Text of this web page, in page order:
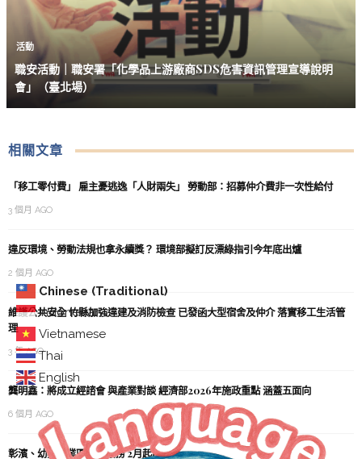
Chinese (Traditional)
Indonesian
Vietnamese
Thai
English
活動
職安活動｜職安署「化學品上游廠商SDS危害資訊管理宣導說明
會」（臺北場）
相關文章
「移工零付費」 雇主憂逃逸「人財兩失」 勞動部：招募仲介費非一次性給付
3 個月 AGO
違反環境、勞動法規也拿永續獎？ 環境部擬訂反漂綠指引今年底出爐
2 個月 AGO
維護公共安全 竹縣加強違建及消防檢查 已發函大型宿舍及仲介 落實移工生活管
理
3 年 AGO
龔明鑫：將成立經諮會 與產業對談 經濟部2026年施政重點 涵蓋五面向
6 個月 AGO
彰濱、幼獅工業區教保服務 2月起啟動